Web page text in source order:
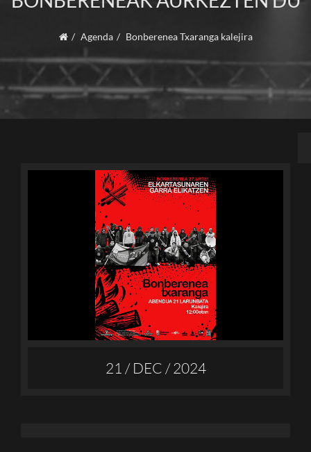
Agenda Bonberenea Txaranga kalejira
21 / DEC / 2024